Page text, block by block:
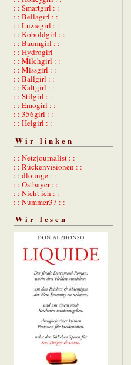
: : Smartgirl : :
: : Bellagirl : :
: : Luziegirl : :
: : Koboldgirl : :
: : Baumgirl : :
: : Hydrogirl
: : Milchgirl : :
: : Missgirl : :
: : Ballgirl : :
: : Kaltgirl : :
: : Stilgirl : :
: : Emogirl : :
: : 356girl : :
: : Helgirl : :
Wir linken
: : Netzjournalist : :
: : Rückenvisionen : :
: : dlounge : :
: : Ostbayer : :
: : Nicht ich : :
: : Nummer37 : :
Wir lesen